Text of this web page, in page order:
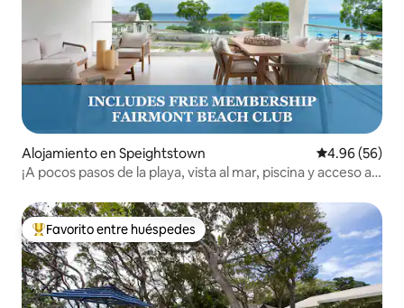
Alojamiento en Speightstown Calificación
4.96 (56)
¡A pocos pasos de la playa, vista al mar, piscina y acceso al
Favorito entre huéspedes preferido
Favorito entre huéspedes